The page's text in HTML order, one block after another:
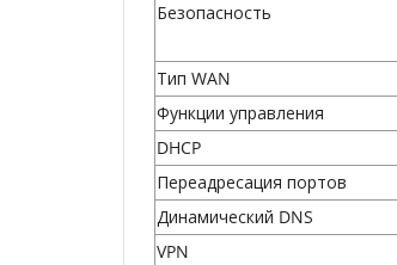
Безопасность
Тип WAN
Функции управления
DHCP
Переадресация портов
Динамический DNS
VPN